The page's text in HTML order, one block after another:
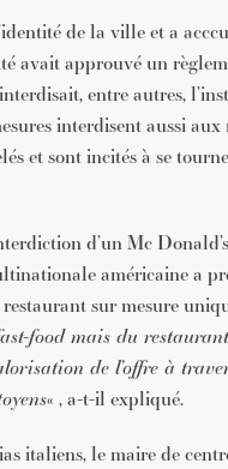
de la ville et a
avait approuvé un
entre autres,
interdisent aussi
et sont incités à se
d’un Mc
américaine a
sur mesure
food mais du
de l’offre à
« , a-t-il expliqué.
italiens, le maire de